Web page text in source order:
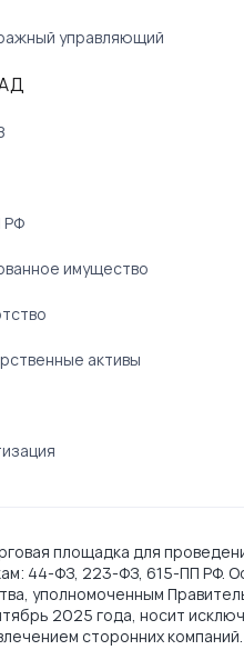
управляющий
РФ
имущество
активы
площадка для
44-ФЗ, 223-ФЗ, 615-ПП РФ.
уполномоченным
2025 года, носит
сторонних компаний.